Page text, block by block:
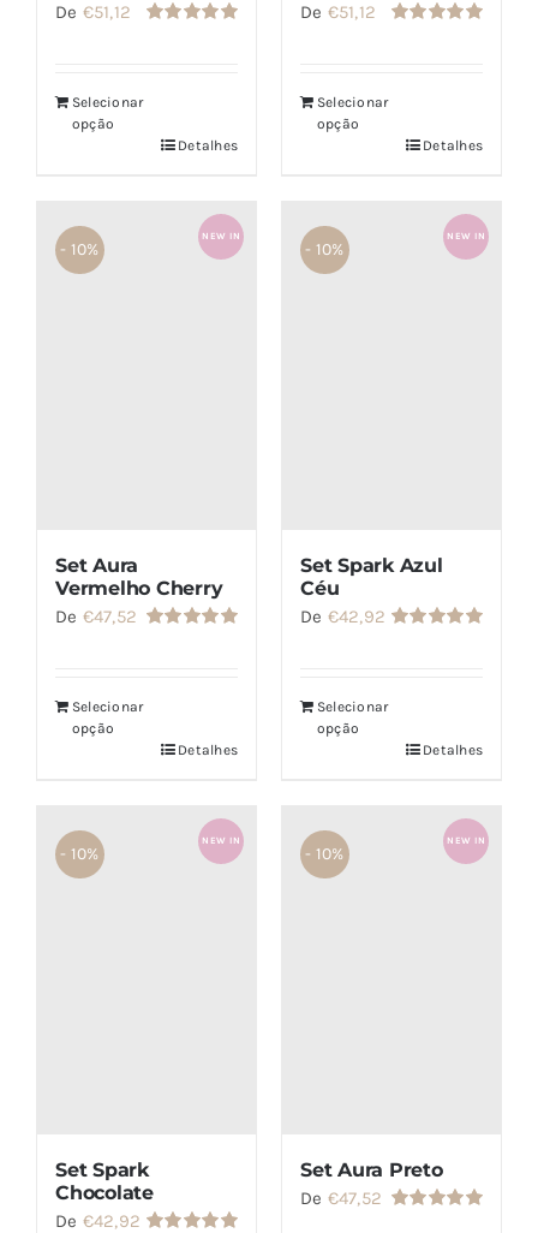
De €51,12
Selecionar
opção
Detalhes
De €51,12
Selecionar
opção
Detalhes
NEW IN
- 10%
Set Aura
Vermelho Cherry
De €47,52
Selecionar
opção
Detalhes
NEW IN
- 10%
Set Spark Azul
Céu
De €42,92
Selecionar
opção
Detalhes
NEW IN
- 10%
Set Spark
Chocolate
De €42,92
NEW IN
- 10%
Set Aura Preto
De €47,52